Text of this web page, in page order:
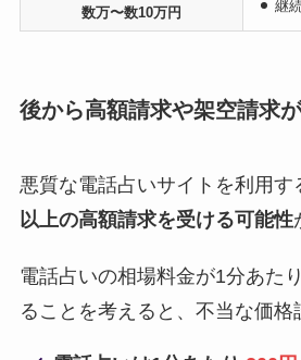
数万〜数10万円
継
後から高額請求や架空請求
悪質な電話占いサイトを利用す
以上の高額請求を受ける可能性
電話占いの相場料金が1分あた
ることを考えると、不当な価格